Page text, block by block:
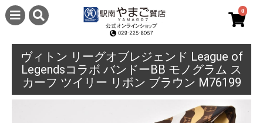
0
ヴィトン リーグオブレジェンド League of
Legendsコラボ バンドーBB モノグラム ス
カーフ ツイリー リボン ブラウン M76199